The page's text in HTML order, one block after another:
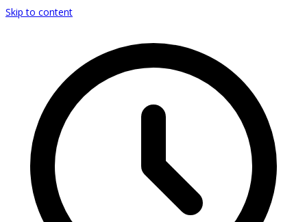
Skip to content